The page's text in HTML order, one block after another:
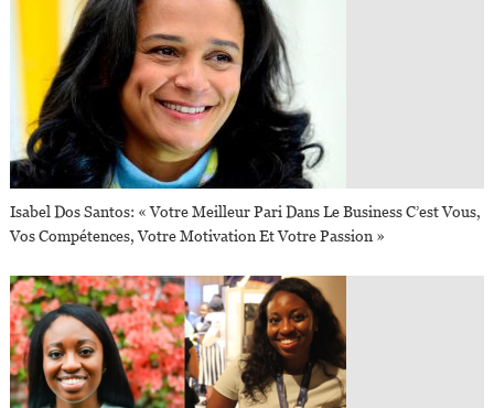
Isabel Dos Santos: « Votre Meilleur Pari Dans Le Business C’est Vous,
Vos Compétences, Votre Motivation Et Votre Passion »